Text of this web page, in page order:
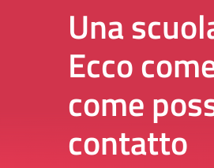
Una
Ecco
come
contatto